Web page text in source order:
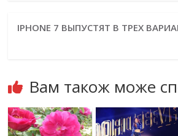
IPHONE 7 ВЫПУСТЯТ В ТРЕХ
Вам також може